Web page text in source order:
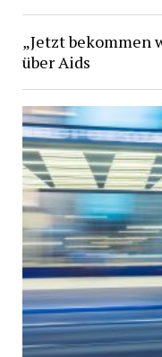
„Jetzt bekommen
über Aids